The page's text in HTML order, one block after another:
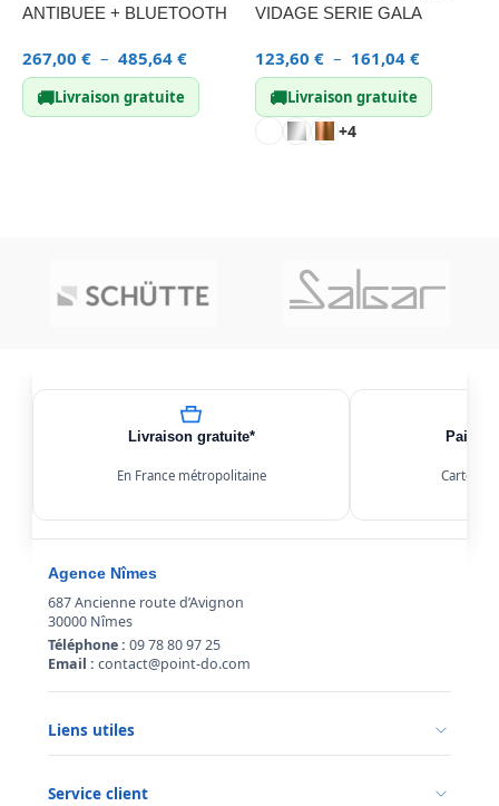
ANTIBUEE + BLUETOOTH
267,00 € – 485,64 €
🚚Livraison gratuite
VIDAGE SERIE GALA
123,60 € – 161,04 €
🚚Livraison gratuite
+4
Livraison gratuite*
En France métropolitaine Carte,
Agence Nîmes
687 Ancienne route d’Avignon
30000 Nîmes
Téléphone : 09 78 80 97 25
Email : contact@point-do.com
Liens utiles
Conditions générales de vente
Service client